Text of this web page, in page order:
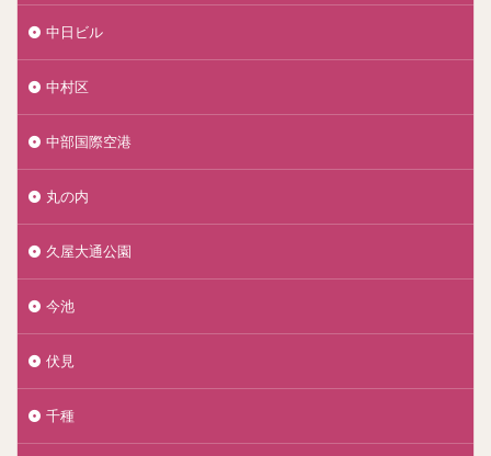
中日ビル
中村区
中部国際空港
丸の内
久屋大通公園
今池
伏見
千種